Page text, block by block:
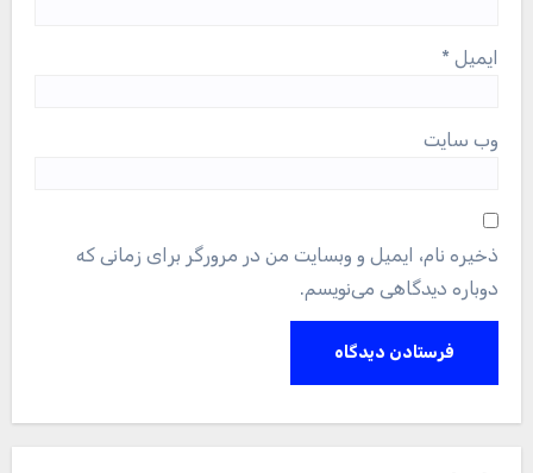
ایمیل *
وب‌ سایت
ذخیره نام، ایمیل و وبسایت من در مرورگر برای زمانی که
دوباره دیدگاهی می‌نویسم.